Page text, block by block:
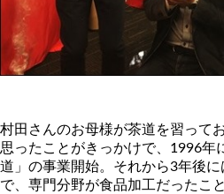
村田さんのお母様が茶道を習って
思ったことがきっかけで、1996年
道」の事業開始。それから3年後
で、専門分野が食品加工だったこ